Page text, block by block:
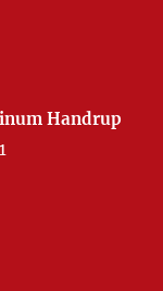
Handrup